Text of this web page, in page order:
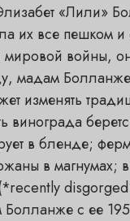
«Лили»
их все пешком
мировой войны,
мадам
изменять
в бленде;
в магнумах;
с ее